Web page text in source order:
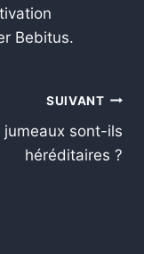
Bebitus.
SUIVANT
jumeaux sont-ils
héréditaires ?